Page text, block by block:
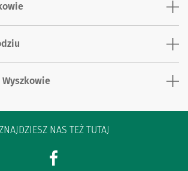
NAS TEŻ TUTAJ